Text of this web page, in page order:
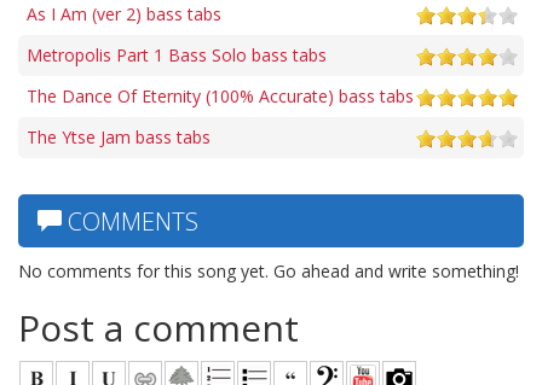
As I Am (ver 2) bass tabs
Metropolis Part 1 Bass Solo bass tabs
The Dance Of Eternity (100% Accurate) bass tabs
The Ytse Jam bass tabs
COMMENTS
No comments for this song yet. Go ahead and write something!
Post a comment